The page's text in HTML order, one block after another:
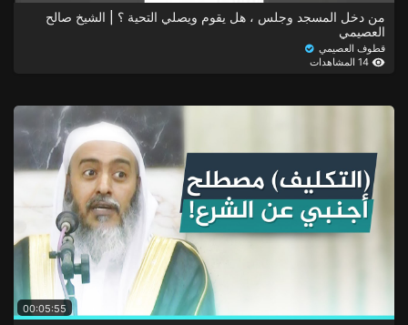
من دخل المسجد وجلس ، هل يقوم ويصلي التحية ؟ | الشيخ صالح
العصيمي
قطوف العصيمي
00:05:55